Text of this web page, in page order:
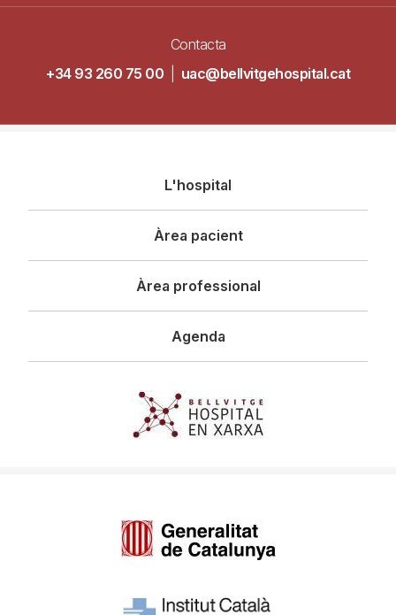
Contacta
+34 93 260 75 00
uac@bellvitgehospital.cat
principal
L'hospital
Àrea pacient
Àrea professional
Agenda